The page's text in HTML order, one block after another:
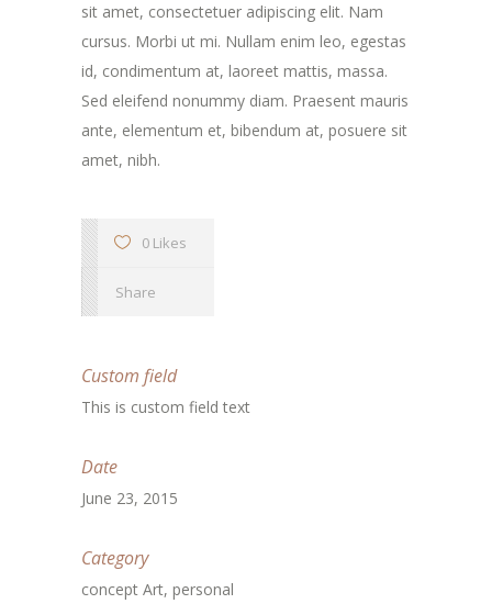
sit amet, consectetuer adipiscing elit. Nam
cursus. Morbi ut mi. Nullam enim leo, egestas
id, condimentum at, laoreet mattis, massa.
Sed eleifend nonummy diam. Praesent mauris
ante, elementum et, bibendum at, posuere sit
amet, nibh.
0 Likes
Share
Custom field
This is custom field text
Date
June 23, 2015
Category
concept Art, personal